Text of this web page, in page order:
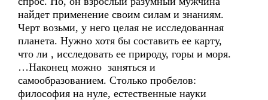
найдет применение своим силам и знаниям.
Черт возьми, у него целая не исследованная
планета. Нужно хотя бы составить ее карту,
что ли , исследовать ее природу, горы и моря.
…Наконец можно заняться и
самообразованием. Столько пробелов:
философия на нуле, естественные науки